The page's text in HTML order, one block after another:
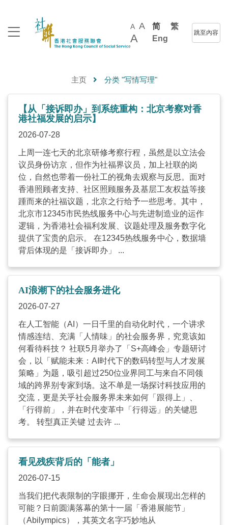
A A
A
简
繁
Eng
跳至內容
主页 分类 "写情写理"
【从「接诉即办」到系统重构：北京考察对香
港社福发展的启示】
2026-07-28
上周一连七天的北京研修考察行程，虽然是以立法会
议员身份访京，但作为社福界议员，加上社联的岗
位，自然也带着一份社工的视角去观察与反思。面对
香港照顾者支持、社区照顾服务及基层工友权益等接
踵而来的社福议题，北京之行给予一些思考。其中，
北京市12345市民热线服务中心与先进制造业的运作
逻辑，为香港社会福利发展、议题处理及服务数字化
提供了宝贵的启示。 在12345热线服务中心，数据墙
背后体现的是「接诉即办」 ...
AI浪潮下的社会服务进化
2026-07-27
在人工智能（AI）一日千里的自动化时代，一个讲求
情感连结、充满「人情味」的社会服务界，究竟该如
何看待科技？ 社联5月举办了「S+高峰会」专题研讨
会，以「赋能未来：AI时代下的数码转型与人才发展
策略」为题，吸引超过250位业界同工与来自不同领
域的跨界别专家到场。这不单是一场探讨科技应用的
交流，更是关乎社会服务界未来如何「跟得上」、
「行得前」，并在时代变革中「行得远」的关键思
考。 转型真正关键 过去许 ...
看见残疾背后的「能者」
2026-07-15
当我们把代表限制的字眼挪开，生命会展现出怎样的
可能？日前圆满落幕的第十一届「香港展能节」
（Abilympics），其英文名字巧妙地从